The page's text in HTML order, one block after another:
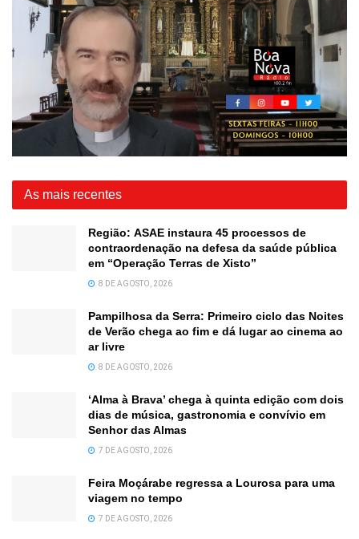
As mais recentes
Região: ASAE instaura 45 processos de
contraordenação na defesa da saúde pública
em “Operação Terras de Xisto”
8 DE AGOSTO, 2026
Pampilhosa da Serra: Primeiro ciclo das Noites
de Verão chega ao fim e dá lugar ao cinema ao
ar livre
8 DE AGOSTO, 2026
‘Alma à Brava’ chega à quinta edição com dois
dias de música, gastronomia e convívio em
Senhor das Almas
7 DE AGOSTO, 2026
Feira Moçárabe regressa a Lourosa para uma
viagem no tempo
7 DE AGOSTO, 2026